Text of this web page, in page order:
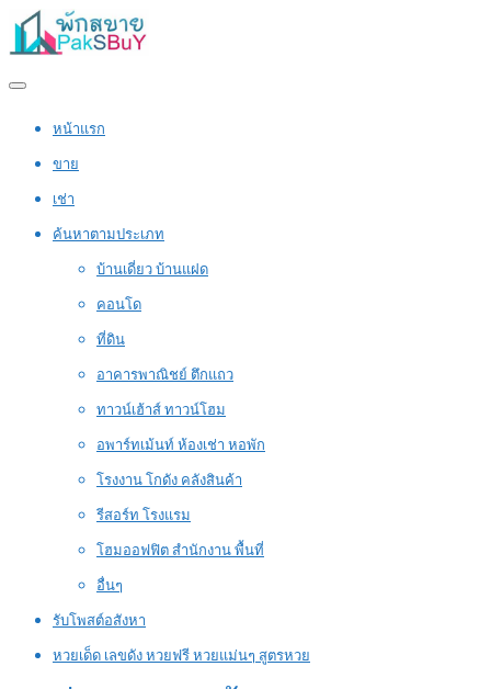
หน้าแรก
ขาย
เช่า
ค้นหาตามประเภท
บ้านเดี่ยว บ้านแฝด
คอนโด
ที่ดิน
อาคารพาณิชย์ ตึกแถว
ทาวน์เฮ้าส์ ทาวน์โฮม
อพาร์ทเม้นท์ ห้องเช่า หอพัก
โรงงาน โกดัง คลังสินค้า
รีสอร์ท โรงแรม
โฮมออฟฟิต สำนักงาน พื้นที่
อื่นๆ
รับโพสต์อสังหา
หวยเด็ด เลขดัง หวยฟรี หวยแม่นๆ สูตรหวย